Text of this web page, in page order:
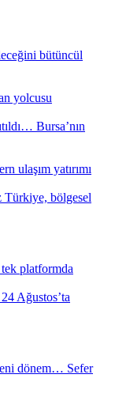
bütüncül
yolcusu
Bursa’nın
ulaşım yatırımı
bölgesel
platformda
Ağustos’ta
dönem… Sefer